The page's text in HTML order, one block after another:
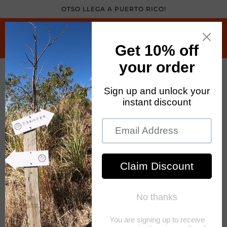
OTSO LLEGA A PUERTO RICO!
Cart
Skip to
product
information